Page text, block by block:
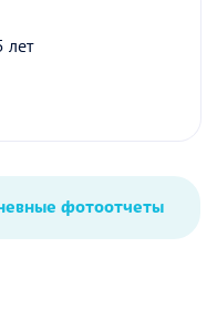
лет
фотоотчеты